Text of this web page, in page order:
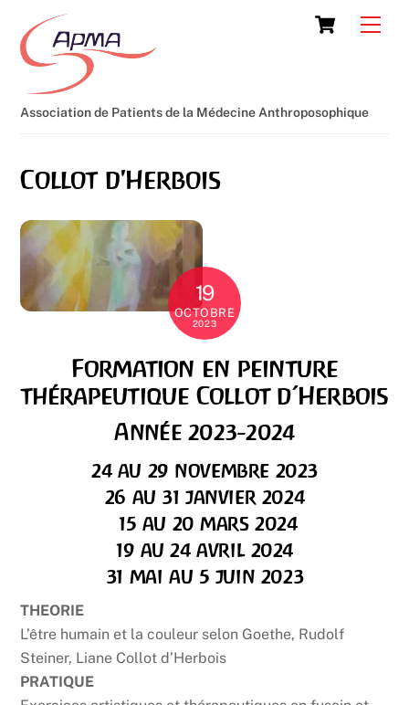
content
Cart
Association de Patients de la Médecine Anthroposophique
Collot d'Herbois
19
OCTOBRE
2023
Formation en peinture
thérapeutique Collot d’Herbois
Année 2023-2024
24 au 29 novembre 2023
26 au 31 janvier 2024
15 au 20 mars 2024
19 au 24 avril 2024
31 mai au 5 juin 2023
THEORIE
L’être humain et la couleur selon Goethe, Rudolf
Steiner, Liane Collot d’Herbois
PRATIQUE